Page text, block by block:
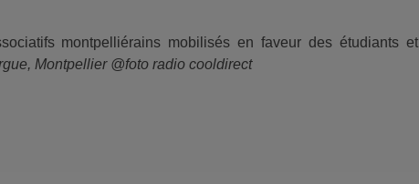
montpelliérains mobilisés en faveur des étudiants et
Montpellier @foto radio cooldirect